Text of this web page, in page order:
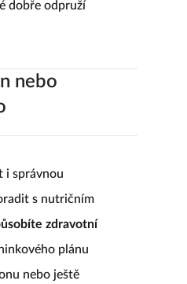
dobře odpruží
nebo
i správnou
s nutričním
zdravotní
plánu
nebo ještě